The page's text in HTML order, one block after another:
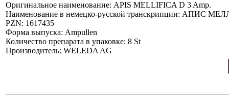
Оригинальное наименование: APIS MELLIFICA D 3 Amp.
Наименование в немецко-русской транскрипции: АПИС
PZN: 1617435
Форма выпуска: Ampullen
Количество препарата в упаковке: 8 St
Производитель: WELEDA AG